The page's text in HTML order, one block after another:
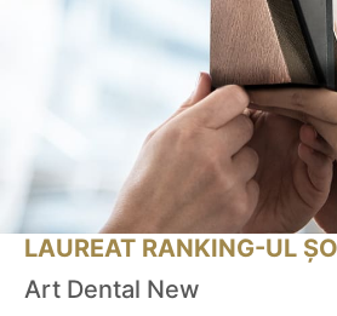
LAUREAT RANKING-UL
Art Dental New